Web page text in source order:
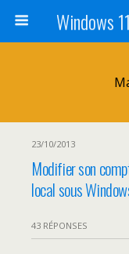
23/10/2013
Modifier son
local sous
43 RÉPONSES